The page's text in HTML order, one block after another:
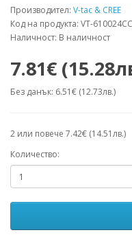
Производител: V-tac & CREE
Код на продукта: VT-
Наличност: В наличност
7.81€
Без данък: 6.51€ (12.73лв.)
2 или повече 7.42€ (14.51лв.)
Количество: